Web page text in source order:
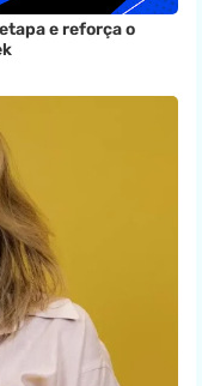
e reforça o